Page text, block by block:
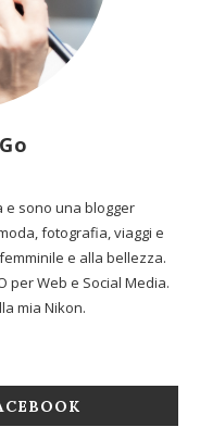
e sono una blogger
fotografia, viaggi e
e alla bellezza.
per Web e Social Media.
mia Nikon.